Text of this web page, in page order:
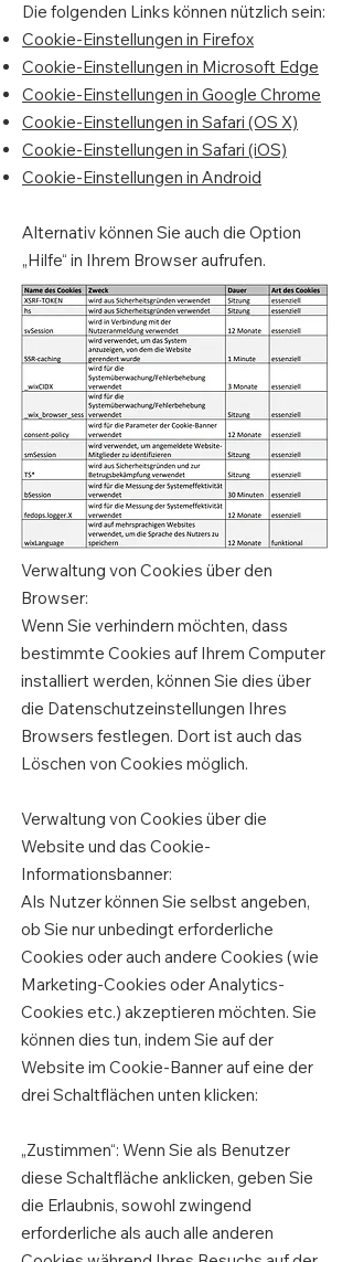
Die folgenden Links können nützlich sein:
Cookie-Einstellungen in Firefox
Cookie-Einstellungen in Microsoft Edge
Cookie-Einstellungen in Google Chrome
Cookie-Einstellungen in Safari (OS X)
Cookie-Einstellungen in Safari (iOS)
Cookie-Einstellungen in Android
Alternativ können Sie auch die Option
„Hilfe“ in Ihrem Browser aufrufen.
Verwaltung von Cookies über den
Browser:
Wenn Sie verhindern möchten, dass
bestimmte Cookies auf Ihrem Computer
installiert werden, können Sie dies über
die Datenschutzeinstellungen Ihres
Browsers festlegen. Dort ist auch das
Löschen von Cookies möglich.
Verwaltung von Cookies über die
Website und das Cookie-
Informationsbanner:
Als Nutzer können Sie selbst angeben,
ob Sie nur unbedingt erforderliche
Cookies oder auch andere Cookies (wie
Marketing-Cookies oder Analytics-
Cookies etc.) akzeptieren möchten. Sie
können dies tun, indem Sie auf der
Website im Cookie-Banner auf eine der
drei Schaltflächen unten klicken:
„Zustimmen“: Wenn Sie als Benutzer
diese Schaltfläche anklicken, geben Sie
die Erlaubnis, sowohl zwingend
erforderliche als auch alle anderen